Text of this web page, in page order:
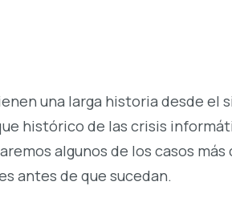
una larga historia desde el
histórico de las crisis
algunos de los casos
antes de que sucedan.